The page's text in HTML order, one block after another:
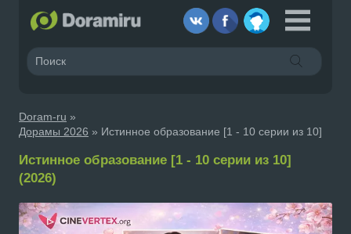
Doram-ru »
Дорамы 2026 » Истинное образование [1 - 10 серии из 10]
Истинное образование [1 - 10 серии из 10]
(2026)